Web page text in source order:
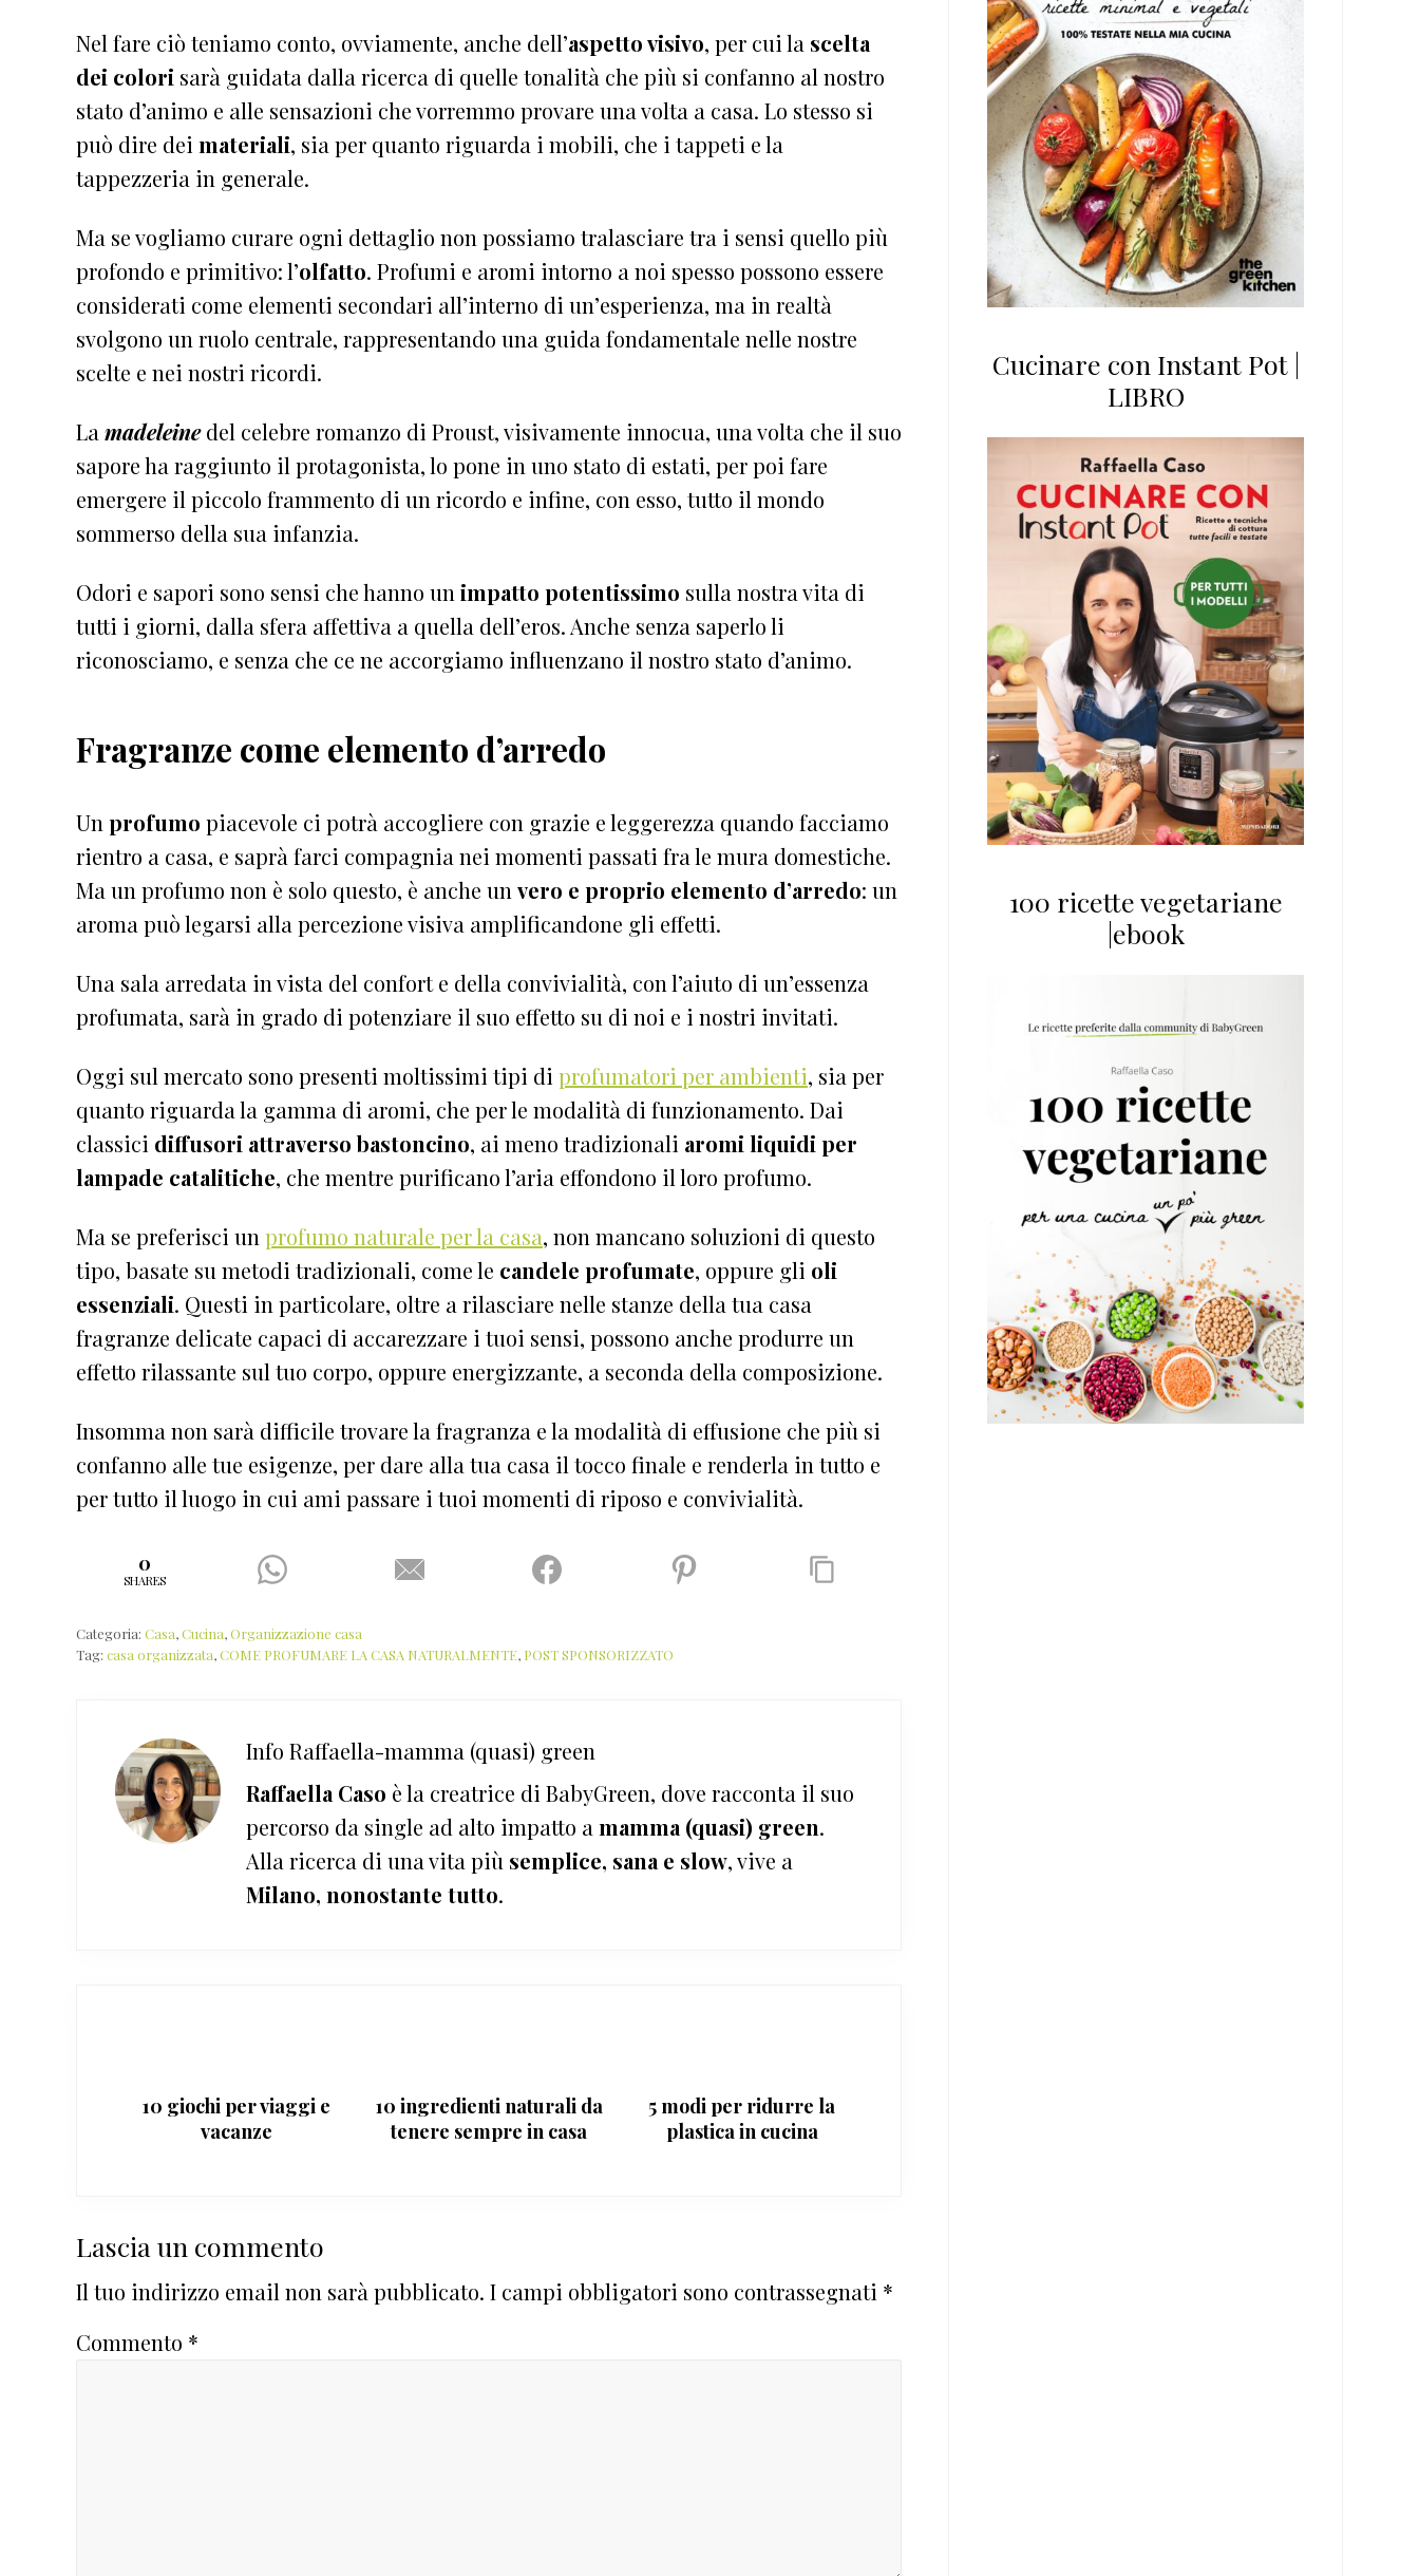
Nel fare ciò teniamo conto, ovviamente, anche dell’aspetto visivo, per cui la scelta
dei colori sarà guidata dalla ricerca di quelle tonalità che più si confanno al nostro
stato d’animo e alle sensazioni che vorremmo provare una volta a casa. Lo stesso si
può dire dei materiali, sia per quanto riguarda i mobili, che i tappeti e la
tappezzeria in generale.
Ma se vogliamo curare ogni dettaglio non possiamo tralasciare tra i sensi quello più
profondo e primitivo: l’olfatto. Profumi e aromi intorno a noi spesso possono essere
considerati come elementi secondari all’interno di un’esperienza, ma in realtà
svolgono un ruolo centrale, rappresentando una guida fondamentale nelle nostre
scelte e nei nostri ricordi.
Lamadeleinedel celebre romanzo di Proust, visivamente innocua, una volta che il suo
sapore ha raggiunto il protagonista, lo pone in uno stato di estati, per poi fare
emergere il piccolo frammento di un ricordo e infine, con esso, tutto il mondo
sommerso della sua infanzia.
Odori e sapori sono sensi che hanno unimpatto potentissimo sulla nostra vita di
tutti i giorni, dalla sfera affettiva a quella dell’eros. Anche senza saperlo li
riconosciamo, e senza che ce ne accorgiamo influenzano il nostro stato d’animo.
Fragranze come elemento d’arredo
Unprofumo piacevole ci potrà accogliere con grazie e leggerezza quando facciamo
rientro a casa, e saprà farci compagnia nei momenti passati fra le mura domestiche.
Ma un profumo non è solo questo, è anche unvero e proprio elemento d’arredo: un
aroma può legarsi alla percezione visiva amplificandone gli effetti.
Una sala arredata in vista del confort e della convivialità, con l’aiuto di un’essenza
profumata, sarà in grado di potenziare il suo effetto su di noi e i nostri invitati.
Oggi sul mercato sono presenti moltissimi tipi di profumatori per ambienti, sia per
quanto riguarda la gamma di aromi, che per le modalità di funzionamento. Dai
classici diffusori attraverso bastoncino, ai meno tradizionali aromi liquidi per
lampade catalitiche, che mentre purificano l’aria effondono il loro profumo.
Ma se preferisci unprofumo naturale per la casa, non mancano soluzioni di questo
tipo, basate su metodi tradizionali, come le candele profumate, oppure gli oli
essenziali. Questi in particolare, oltre a rilasciare nelle stanze della tua casa
fragranze delicate capaci di accarezzare i tuoi sensi, possono anche produrre un
effetto rilassante sul tuo corpo, oppure energizzante, a seconda della composizione.
Insomma non sarà difficile trovare la fragranza e la modalità di effusione che più si
confanno alle tue esigenze, per dare alla tua casa il tocco finale e renderla in tutto e
per tutto il luogo in cui ami passare i tuoi momenti di riposo e convivialità.
0
SHARES
Categoria: Casa,Cucina,Organizzazione casa
Tag: casa organizzata,COME PROFUMARE LA CASA NATURALMENTE, POST SPONSORIZZATO
Info Raffaella-mamma (quasi) green
Raffaella Caso è la creatrice di BabyGreen, dove racconta il suo
percorso da single ad alto impatto amamma (quasi) green.
Alla ricerca di una vita più semplice, sana e slow, vive a
Milano, nonostante tutto.
10 giochi per viaggi e
vacanze
10 ingredienti naturali da
tenere sempre in casa
5 modi per ridurre la
plastica in cucina
Interazioni
del
lettore
Lascia un commento
Il tuo indirizzo email non sarà pubblicato. I campi obbligatori sono contrassegnati *
Commento *
Cucinare con Instant Pot |
LIBRO
100 ricette vegetariane
|ebook